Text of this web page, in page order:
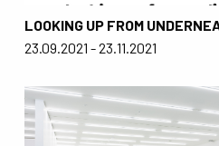
LOOKING UP FROM
23.09.2021 - 23.11.2021